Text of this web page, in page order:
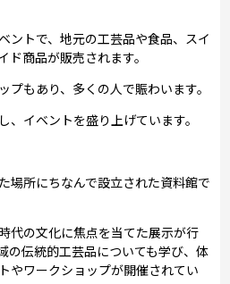
ントで、地元の工芸品や食品、スイ
商品が販売されます。
もあり、多くの人で賑わいます。
、イベントを盛り上げています。
場所にちなんで設立された資料館で
代の文化に焦点を当てた展示が行
の伝統的工芸品についても学び、体
やワークショップが開催されてい